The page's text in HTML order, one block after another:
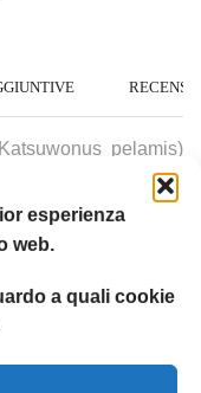
esperienza
web.
a quali cookie
pelamis)
di girasole
0,04%.
grezze 2%, Umidità
2006): 953 kcal/kg
tocoferile